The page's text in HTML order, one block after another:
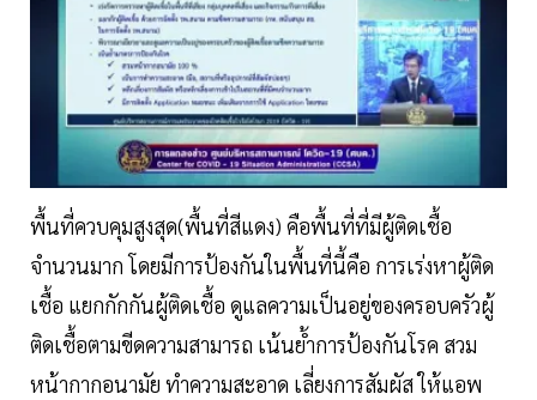
พื้นที่ควบคุมสูงสุด(พื้นที่สีแดง) คือพื้นที่ที่มีผู้ติดเชื้อ
จำนวนมาก โดยมีการป้องกันในพื้นที่นี้คือ การเร่งหาผู้ติด
เชื้อ แยกกักกันผู้ติดเชื้อ ดูแลความเป็นอยู่ของครอบครัวผู้
ติดเชื้อตามขีดความสามารถ เน้นย้ำการป้องกันโรค สวม
หน้ากากอนามัย ทำความสะอาด เลี่ยงการสัมผัส ให้แอพ